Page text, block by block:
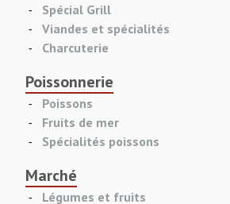
Spécial Grill
Viandes et spécialités
Charcuterie
Poissonnerie
Poissons
Fruits de mer
Spécialités poissons
Marché
Légumes et fruits